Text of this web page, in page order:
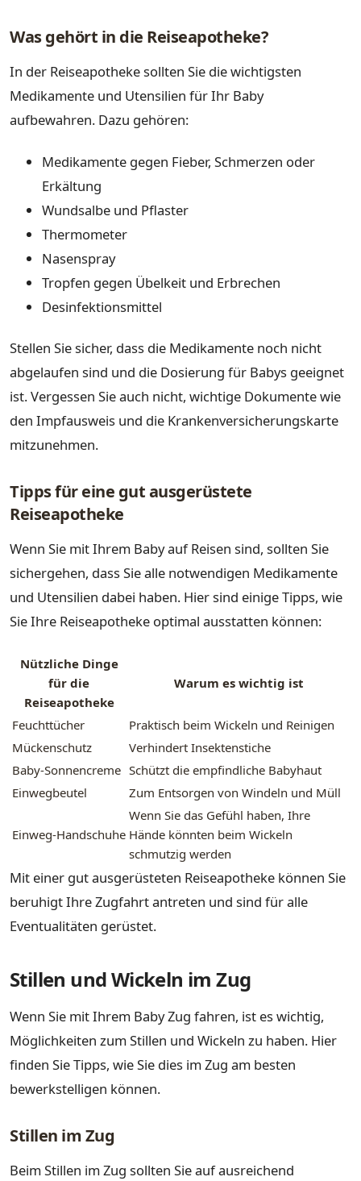
Was gehört in die Reiseapotheke?
In der Reiseapotheke sollten Sie die wichtigsten
Medikamente und Utensilien für Ihr Baby
aufbewahren. Dazu gehören:
Medikamente gegen Fieber, Schmerzen oder
Erkältung
Wundsalbe und Pflaster
Thermometer
Nasenspray
Tropfen gegen Übelkeit und Erbrechen
Desinfektionsmittel
Stellen Sie sicher, dass die Medikamente noch nicht
abgelaufen sind und die Dosierung für Babys geeignet
ist. Vergessen Sie auch nicht, wichtige Dokumente wie
den Impfausweis und die Krankenversicherungskarte
mitzunehmen.
Tipps für eine gut ausgerüstete
Reiseapotheke
Wenn Sie mit Ihrem Baby auf Reisen sind, sollten Sie
sichergehen, dass Sie alle notwendigen Medikamente
und Utensilien dabei haben. Hier sind einige Tipps, wie
Sie Ihre Reiseapotheke optimal ausstatten können:
Nützliche Dinge
für die
Reiseapotheke
Warum es wichtig ist
Feuchttücher
Praktisch beim Wickeln und Reinigen
Mückenschutz
Verhindert Insektenstiche
Baby-Sonnencreme Schützt die empfindliche Babyhaut
Einwegbeutel
Zum Entsorgen von Windeln und Müll
Einweg-Handschuhe
Wenn Sie das Gefühl haben, Ihre
Hände könnten beim Wickeln
schmutzig werden
Mit einer gut ausgerüsteten Reiseapotheke können Sie
beruhigt Ihre Zugfahrt antreten und sind für alle
Eventualitäten gerüstet.
Stillen und Wickeln im Zug
Wenn Sie mit Ihrem Baby Zug fahren, ist es wichtig,
Möglichkeiten zum Stillen und Wickeln zu haben. Hier
finden Sie Tipps, wie Sie dies im Zug am besten
bewerkstelligen können.
Stillen im Zug
Beim Stillen im Zug sollten Sie auf ausreichend